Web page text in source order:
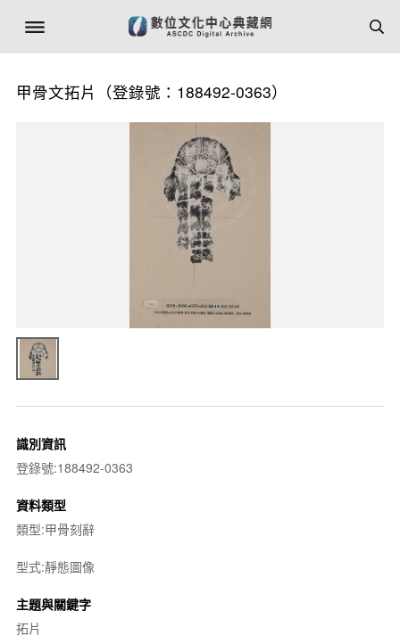
甲骨文拓片（登錄號：188492-0363）
識別資訊
登錄號:188492-0363
資料類型
類型:甲骨刻辭
型式:靜態圖像
主題與關鍵字
拓片